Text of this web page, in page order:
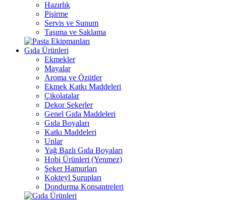
Hazırlık
Pişirme
Servis ve Sunum
Taşıma ve Saklama
Gıda Ürünleri
Ekmekler
Mayalar
Aroma ve Özütler
Ekmek Katkı Maddeleri
Çikolatalar
Dekor Şekerler
Genel Gıda Maddeleri
Gıda Boyaları
Katkı Maddeleri
Unlar
Yağ Bazlı Gıda Boyaları
Hobi Ürünleri (Yenmez)
Şeker Hamurları
Kokteyl Şurupları
Dondurma Konsantreleri